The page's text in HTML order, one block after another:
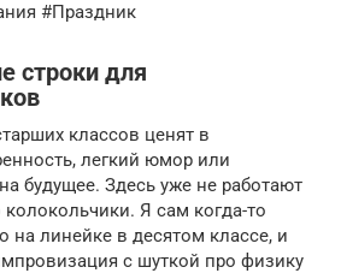
#Праздник
строки для
классов ценят в
легкий юмор или
будущее. Здесь уже не работают
Я сам когда-то
на линейке в десятом классе, и
с шуткой про физику